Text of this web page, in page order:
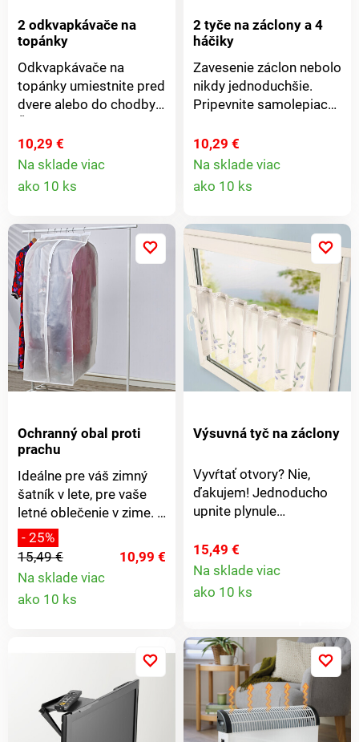
2 odkvapkávače na
topánky
Odkvapkávače na
topánky umiestnite pred
dvere alebo do chodby.
koberec a dlaždice. Po
použití ich jednoducho
zložte. Pevný plast.
Jednoduché čistenie.
10,29 €
Na sklade viac
ako 10 ks
2 tyče na záclony a 4
háčiky
Zavesenie záclon nebolo
nikdy jednoduchšie.
Pripevnite samolepiace
roztiahnite tyče na šírku
okna a navlečte pútka
záclon. Potom stačí
10,29 €
Na sklade viac
ako 10 ks
Ochranný obal proti
prachu
Ideálne pre váš zimný
šatník v lete, pre vaše
letné oblečenie v zime. V
týchto poťahoch je vaše
oblečenie dobre
chránené pred prachom
a moľami. So zipsom.
Polopriehľadný,
- 25%
15,49 €
10,99 €
Na sklade viac
ako 10 ks
Výsuvná tyč na záclony
Vyvŕtať otvory? Nie,
ďakujem! Jednoducho
upnite plynule
okenného rámu, zaveste
záclony - hotovo!
Rýchlejšie ani
15,49 €
Na sklade viac
ako 10 ks